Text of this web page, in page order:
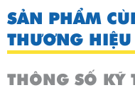
SẢN PHẨM
THƯƠNG HIỆU
THÔNG SỐ KỸ